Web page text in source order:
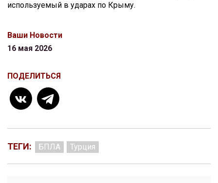
используемый в ударах по Крыму.
Ваши Новости
16 мая 2026
ПОДЕЛИТЬСЯ
ТЕГИ: БПЛА Турция